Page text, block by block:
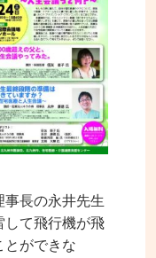
事長の永井先生
して飛行機が飛
とができな